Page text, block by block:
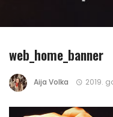
web_home_banner
Aija Volka 2019.